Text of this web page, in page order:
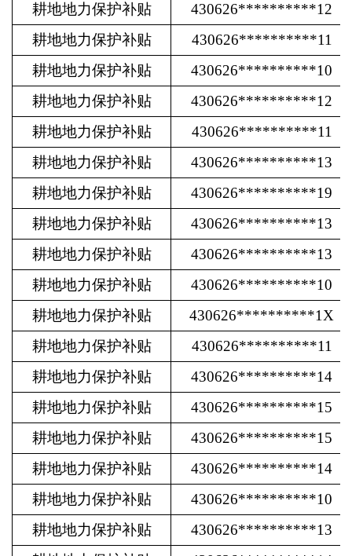
耕地地力保护补贴
430626**********12
耕地地力保护补贴
430626**********11
耕地地力保护补贴
430626**********10
耕地地力保护补贴
430626**********12
耕地地力保护补贴
430626**********11
耕地地力保护补贴
430626**********13
耕地地力保护补贴
430626**********19
耕地地力保护补贴
430626**********13
耕地地力保护补贴
430626**********13
耕地地力保护补贴
430626**********10
耕地地力保护补贴
430626**********1X
耕地地力保护补贴
430626**********11
耕地地力保护补贴
430626**********14
耕地地力保护补贴
430626**********15
耕地地力保护补贴
430626**********15
耕地地力保护补贴
430626**********14
耕地地力保护补贴
430626**********10
耕地地力保护补贴
430626**********13